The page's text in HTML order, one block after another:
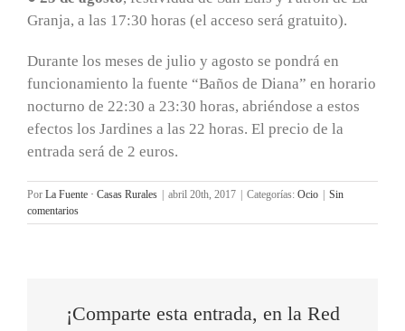
Granja, a las 17:30 horas (el acceso será gratuito).
Durante los meses de julio y agosto se pondrá en
funcionamiento la fuente “Baños de Diana” en horario
nocturno de 22:30 a 23:30 horas, abriéndose a estos
efectos los Jardines a las 22 horas. El precio de la
entrada será de 2 euros.
Por La Fuente · Casas Rurales | abril 20th, 2017 | Categorías: Ocio | Sin
comentarios
¡Comparte esta entrada, en la Red